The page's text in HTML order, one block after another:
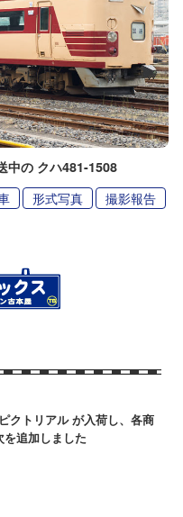
中の クハ481-1508
形式写真 撮影報告
クトリアル が入荷し、各商
追加しました